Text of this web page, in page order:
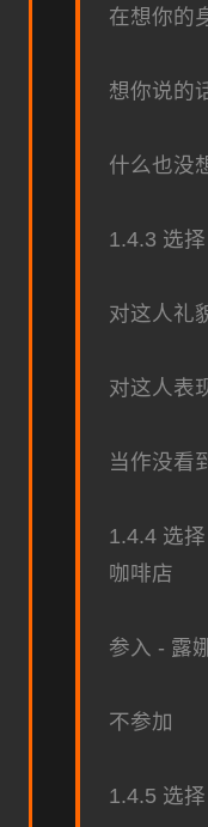
在想你的
想你说的
什么也没
1.4.3 选
对这人礼
对这人表
当作没看
1.4.4 选
咖啡店
参入 - 露
不参加
1.4.5 选